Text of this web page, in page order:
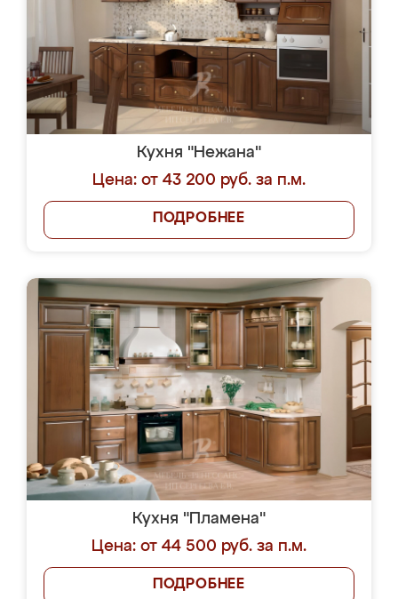
Кухня "Нежана"
Цена: от 43 200 руб. за п.м.
ПОДРОБНЕЕ
Кухня "Пламена"
Цена: от 44 500 руб. за п.м.
ПОДРОБНЕЕ